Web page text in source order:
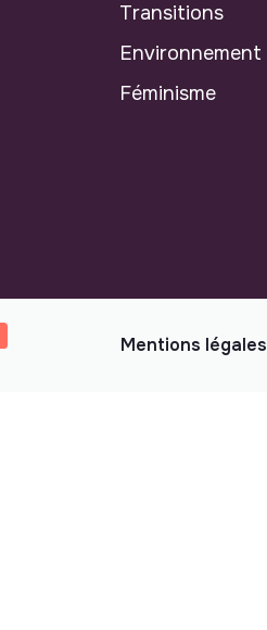
Transitions
Environnement
Féminisme
Mentions légales